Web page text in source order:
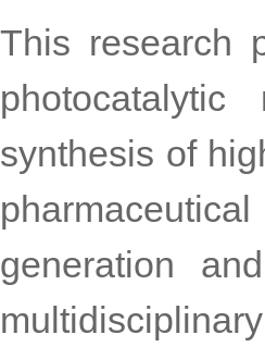
This research
synthesis of
generation